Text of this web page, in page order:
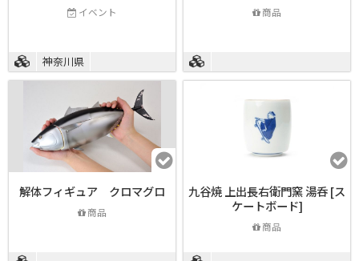
イベント
神奈川県
商品
解体フィギュア クロマグロ
商品
九谷焼 上出長右衛門窯 湯呑 [ス
ケートボード]
商品